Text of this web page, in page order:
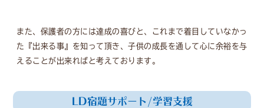
また、保護者の方には達成の喜びと、これまで着目していなかっ
た『出来る事』を知って頂き、子供の成長を通して心に余裕を与
えることが出来ればと考えております。
LD宿題サポート/学習支援